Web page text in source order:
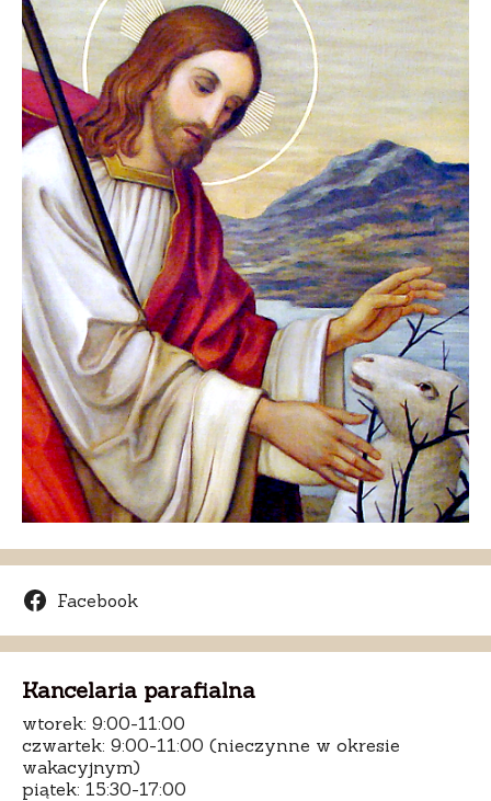
Facebook
Kancelaria parafialna
wtorek: 9:00-11:00
czwartek: 9:00-11:00 (nieczynne w okresie
wakacyjnym)
piątek: 15:30-17:00